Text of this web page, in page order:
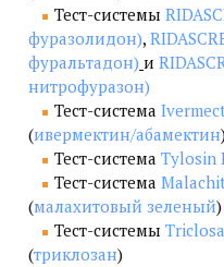
Тест-системы
фуразолидон),
фуральтадон) и
нитрофуразон)
Тест-система
(ивермектин/абамектин
Тест-система Tylosin
Тест-система
(малахитовый зеленый)
Тест-системы
(триклозан)